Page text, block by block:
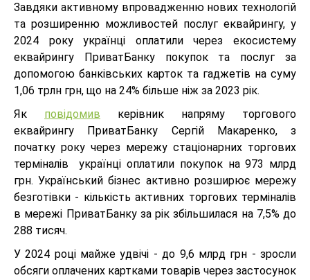
Завдяки активному впровадженню нових технологій
та розширенню можливостей послуг еквайрингу, у
2024 року українці оплатили через екосистему
еквайрингу ПриватБанку покупок та послуг за
допомогою банківських карток та гаджетів на суму
1,06 трлн грн, що на 24% більше ніж за 2023 рік.
Як повідомив керівник напряму торгового
еквайрингу ПриватБанку Сергій Макаренко, з
початку року через мережу стаціонарних торгових
терміналів українці оплатили покупок на 973 млрд
грн. Український бізнес активно розширює мережу
безготівки - кількість активних торгових терміналів
в мережі ПриватБанку за рік збільшилася на 7,5% до
288 тисяч.
У 2024 році майже удвічі - до 9,6 млрд грн - зросли
обсяги оплачених картками товарів через застосунок